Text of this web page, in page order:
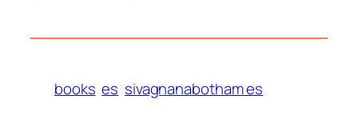
books es sivagnanabotham es